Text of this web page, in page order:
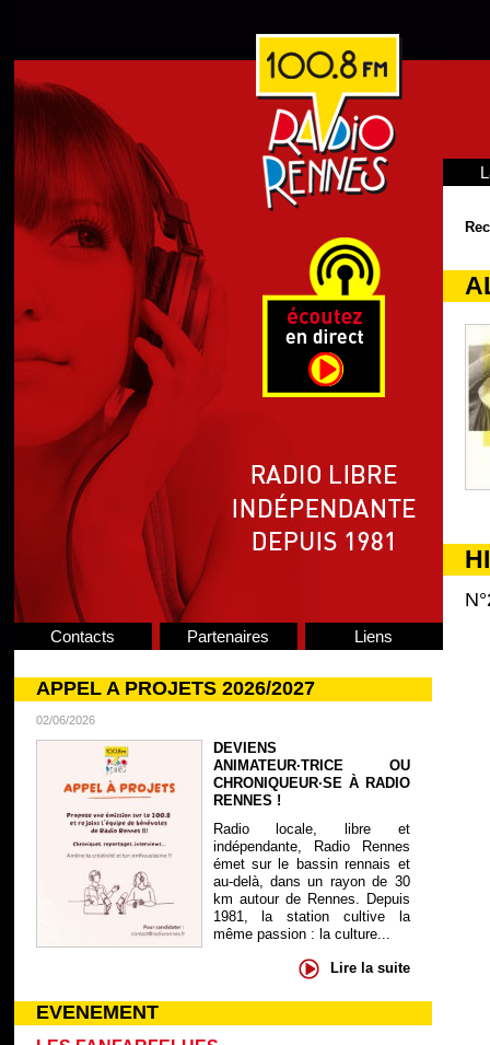
Contacts Partenaires Liens
APPEL A PROJETS 2026/2027
02/06/2026
DEVIENS
ANIMATEUR·TRICE OU
CHRONIQUEUR·SE À RADIO
RENNES !
Radio locale, libre et
indépendante, Radio Rennes
émet sur le bassin rennais et
au-delà, dans un rayon de 30
km autour de Rennes. Depuis
1981, la station cultive la
même passion : la culture...
Lire la suite
EVENEMENT